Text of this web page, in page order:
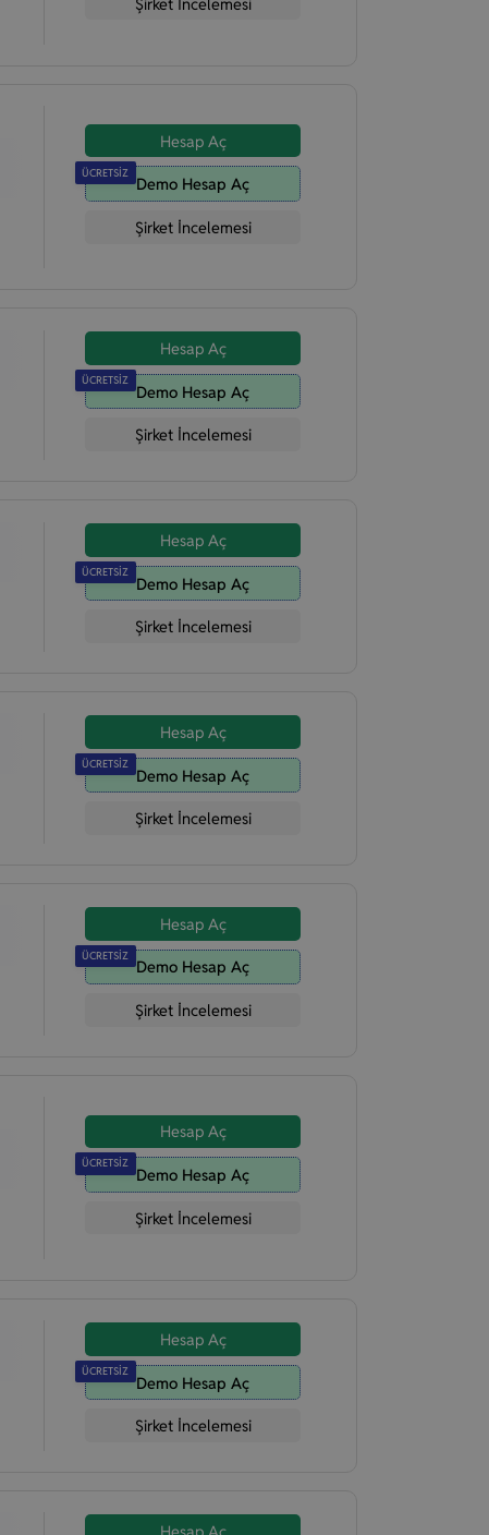
Hesap Aç
ÜCRETSİZ
Demo Hesap Aç
Şirket İncelemesi
Hesap Aç
ÜCRETSİZ
Demo Hesap Aç
Şirket İncelemesi
Hesap Aç
ÜCRETSİZ
Demo Hesap Aç
Şirket İncelemesi
Hesap Aç
ÜCRETSİZ
Demo Hesap Aç
Şirket İncelemesi
Hesap Aç
ÜCRETSİZ
Demo Hesap Aç
Şirket İncelemesi
Hesap Aç
ÜCRETSİZ
Demo Hesap Aç
Şirket İncelemesi
Hesap Aç
ÜCRETSİZ
Demo Hesap Aç
Şirket İncelemesi